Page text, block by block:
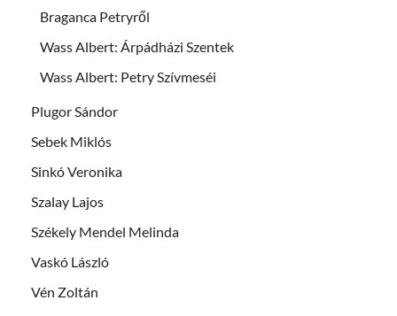
Braganca Petryről
Wass Albert: Árpádházi Szentek
Wass Albert: Petry Szívmeséi
Plugor Sándor
Sebek Miklós
Sinkó Veronika
Szalay Lajos
Székely Mendel Melinda
Vaskó László
Vén Zoltán